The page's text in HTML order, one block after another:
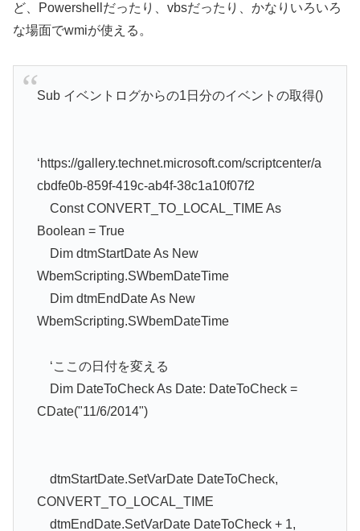
ど、Powershellだったり、vbsだったり、かなりいろいろ
な場面でwmiが使える。
Sub イベントログからの1日分のイベントの取得()
‘https://gallery.technet.microsoft.com/scriptcenter/a
cbdfe0b-859f-419c-ab4f-38c1a10f07f2
Const CONVERT_TO_LOCAL_TIME As
Boolean = True
Dim dtmStartDate As New
WbemScripting.SWbemDateTime
Dim dtmEndDate As New
WbemScripting.SWbemDateTime
‘ここの日付を変える
Dim DateToCheck As Date: DateToCheck =
CDate("11/6/2014")
dtmStartDate.SetVarDate DateToCheck,
CONVERT_TO_LOCAL_TIME
dtmEndDate.SetVarDate DateToCheck + 1,